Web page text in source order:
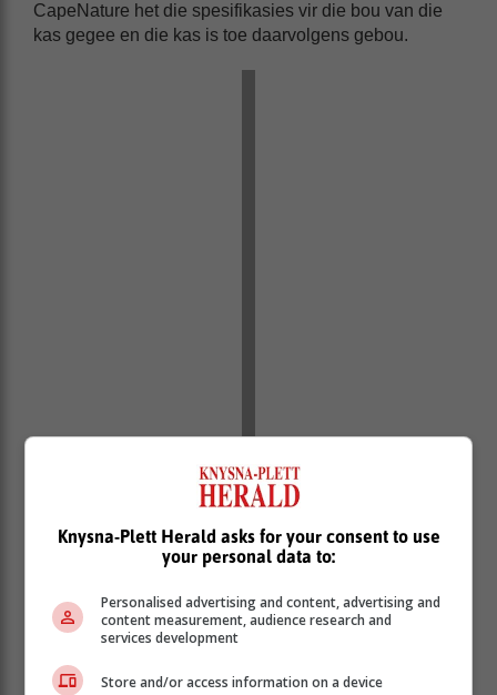
CapeNature het die spesifikasies vir die bou van die
kas gegee en die kas is toe daarvolgens gebou.
Knysna-Plett Herald asks for your consent to use
your personal data to:
Personalised advertising and content, advertising and
content measurement, audience research and
services development
Store and/or access information on a device